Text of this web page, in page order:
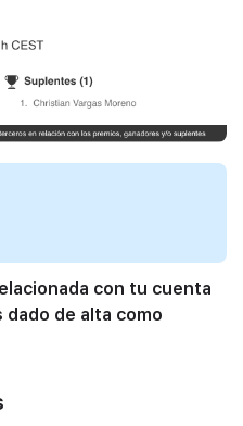
con tu cuenta
de alta como